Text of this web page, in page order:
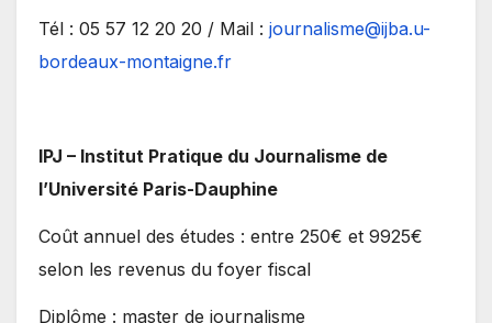
Tél : 05 57 12 20 20 / Mail : journalisme@ijba.u-
bordeaux-montaigne.fr
IPJ – Institut Pratique du Journalisme de
l’Université Paris-Dauphine
Coût annuel des études : entre 250€ et 9925€
selon les revenus du foyer fiscal
Diplôme : master de journalisme